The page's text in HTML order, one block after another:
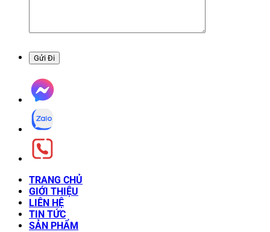
TRANG CHỦ
GIỚI THIỆU
LIÊN HỆ
TIN TỨC
SẢN PHẨM